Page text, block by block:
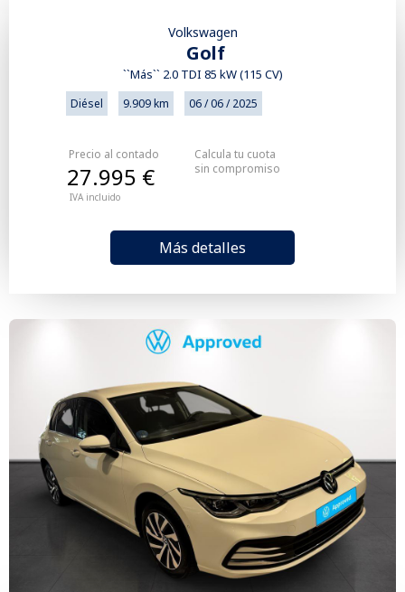
Volkswagen
Golf
``Más`` 2.0 TDI 85 kW (115 CV)
Diésel 9.909 km 06 / 06 / 2025
Precio al contado
IVA incluido
27.995 €
Más detalles
Calcula tu cuota
sin compromiso